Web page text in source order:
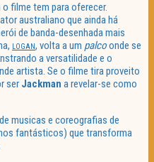
filme tem para oferecer.
australiano que ainda há
de banda-desenhada mais
LOGAN, volta a um palcoonde se
a versatilidade e o
artista. Se o filme tira proveito
ser Jackman a revelar-se como
musicas e coreografias de
fantásticos) que transforma